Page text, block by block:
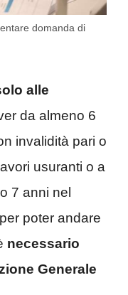
domanda di
alle
da almeno 6
invalidità pari o
usuranti o a
7 anni nel
poter andare
necessario
Generale